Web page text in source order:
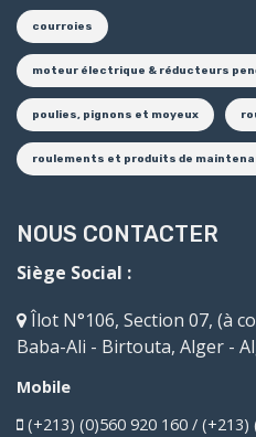
courroies
moteur électrique & réducteurs
poulies, pignons et moyeux
roulements et produits de
NOUS CONTACTER
Siège Social :
Îlot N°106, Section 07, (à
Baba-Ali - Birtouta, Alger -
Mobile
(+213) (0)560 920 160 / (+213)